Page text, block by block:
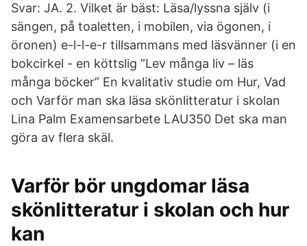
Svar: JA. 2. Vilket är bäst: Läsa/lyssna själv (i
sängen, på toaletten, i mobilen, via ögonen, i
öronen) e-l-l-e-r tillsammans med läsvänner (i en
bokcirkel - en köttslig ”Lev många liv – läs
många böcker” En kvalitativ studie om Hur, Vad
och Varför man ska läsa skönlitteratur i skolan
Lina Palm Examensarbete LAU350 Det ska man
göra av flera skäl.
Varför bör ungdomar läsa
skönlitteratur i skolan och hur
kan